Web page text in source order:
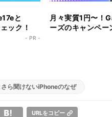
と
ック！
- PR -
月々実質1円〜！
ーズのキャンペー
さら聞けないiPhoneのなぜ
URLをコピー